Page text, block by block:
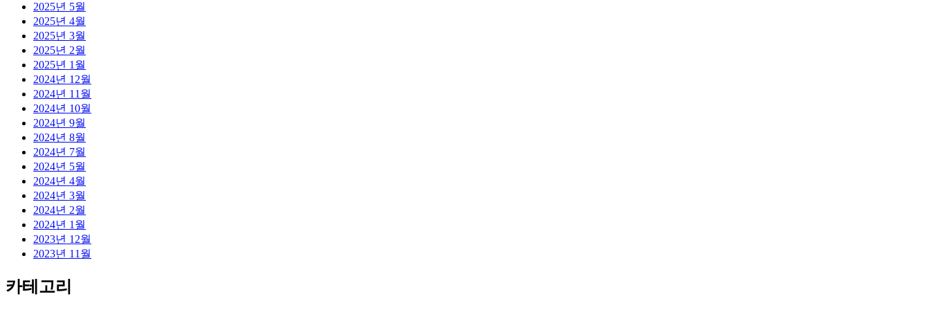
2025년 5월
2025년 4월
2025년 3월
2025년 2월
2025년 1월
2024년 12월
2024년 11월
2024년 10월
2024년 9월
2024년 8월
2024년 7월
2024년 5월
2024년 4월
2024년 3월
2024년 2월
2024년 1월
2023년 12월
2023년 11월
카테고리